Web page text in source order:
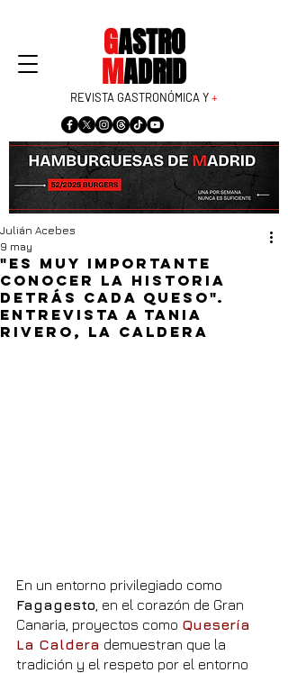
GASTRO
MADRID
REVISTA GASTRONÓMICA Y+
"Es muy importante
conocer la historia
detrás cada queso".
Entrevista a Tania
Rivero, La Caldera
Julián Acebes
9 may
En un entorno privilegiado como
Fagagesto , en el corazón de Gran
Canaria, proyectos como Quesería
La Caldera demuestran que la
tradición y el respeto por el entorno